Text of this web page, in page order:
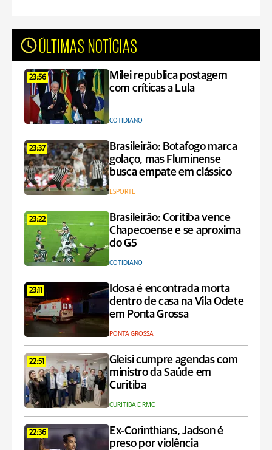
ÚLTIMAS NOTÍCIAS
23:56
Milei republica postagem
com críticas a Lula
COTIDIANO
23:37
Brasileirão: Botafogo marca
golaço, mas Fluminense
busca empate em clássico
ESPORTE
23:22
Brasileirão: Coritiba vence
Chapecoense e se aproxima
do G5
COTIDIANO
23:11
Idosa é encontrada morta
dentro de casa na Vila Odete
em Ponta Grossa
PONTA GROSSA
22:51
Gleisi cumpre agendas com
ministro da Saúde em
Curitiba
CURITIBA E RMC
22:36
Ex-Corinthians, Jadson é
preso por violência